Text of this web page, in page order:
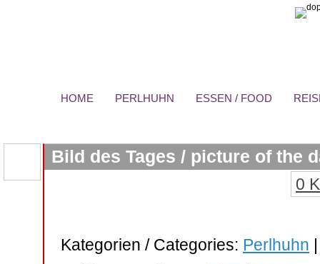
HOME PERLHUHN ESSEN / FOOD
Bild des Tages / picture of the
0
Kategorien / Categories: Perlhuhn